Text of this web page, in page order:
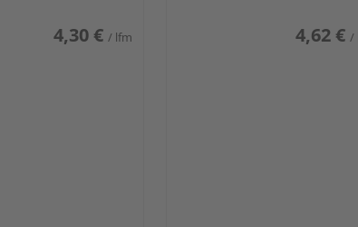
4,30 € / lfm 4,62 € /